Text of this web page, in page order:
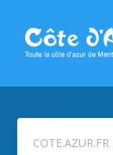
COTE.AZUR.FR